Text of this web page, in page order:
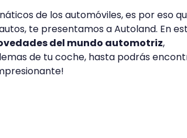
de los automóviles, es por eso
te presentamos a Autoland. En
del mundo automotriz,
de tu coche, hasta podrás